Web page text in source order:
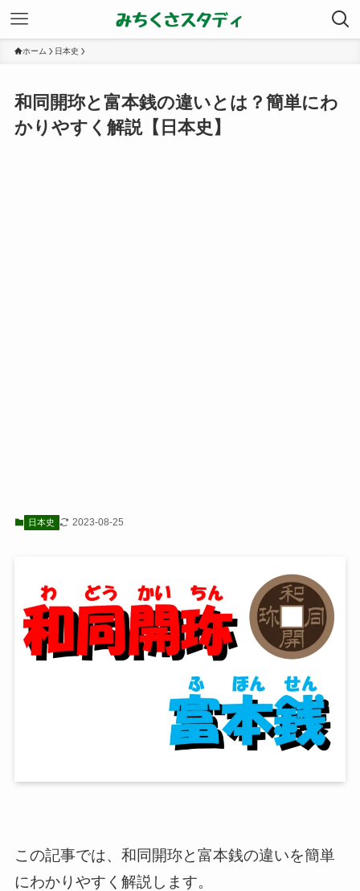
ホーム 日本史
和同開珎と富本銭の違いとは？簡単にわ
かりやすく解説【日本史】
日本史 2023-08-25
この記事では、和同開珎と富本銭の違いを簡単
にわかりやすく解説します。